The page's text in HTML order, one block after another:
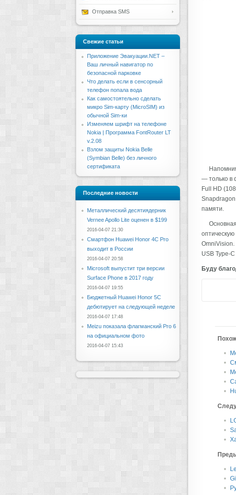
— только в
Full HD
памяти.
OmniVision.
USB Type-
Буду
Отправка SMS
Свежие статьи
Приложение Эвакуации.NET –
Ваш личный навигатор по
безопасной парковке
Что делать если в сенсорный
телефон попала вода
Как самостоятельно сделать
микро Sim-карту (MicroSIM) из
обычной Sim-ки
Изменяем шрифт на телефоне
Nokia | Программа FontRouter LT
v.2.08
Взлом защиты Nokia Belle
(Symbian Belle) без личного
сертификата
Последние новости
Металлический десятиядерник
Vernee Apollo Lite оценен в $199
2016-04-07 21:30
Смартфон Huawei Honor 4C Pro
выходит в России
2016-04-07 20:58
Microsoft выпустит три версии
Surface Phone в 2017 году
2016-04-07 19:55
Бюджетный Huawei Honor 5C
дебютирует на следующей неделе
2016-04-07 17:48
Meizu показала флагманский Pro 6
на официальном фото
2016-04-07 15:43